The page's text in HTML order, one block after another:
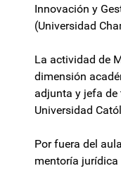
Innovación y
(Universidad
La actividad de
dimensión
adjunta y jefa
Universidad
Por fuera del
mentoría